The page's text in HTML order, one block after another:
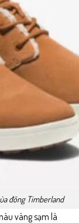
đông Timberland
vàng sạm là